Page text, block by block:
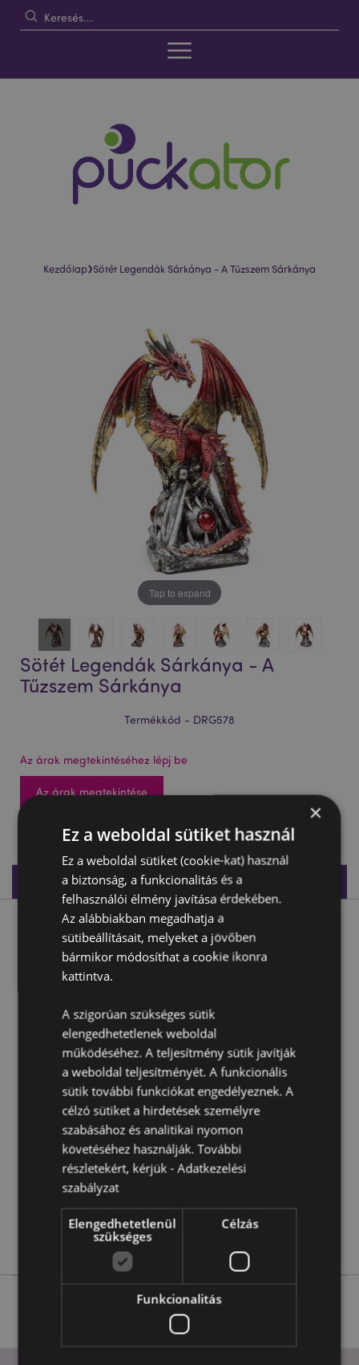
Kezdőlap›Sötét Legendák Sárkánya - A Tűzszem Sárkánya
Tap to expand
Sötét Legendák Sárkánya - A
Tűzszem Sárkánya
Termékkód - DRG578
Az árak megtekintéséhez lépj be
Az árak megtekintése
Termékleírás
Termékleírás
Sötét Legendák Sárkánya - A Tűzszem Sárkánya
Termékjellemzők
További
Információ
Magasság 16.5cm Szélesség 8.5cm Hosszúság
5055071508240
16
0.424000
Nem
Nem
Sötét Legendák
×
Ez a weboldal sütiket használ
Ez a weboldal sütiket (cookie-kat) használ
a biztonság, a funkcionalitás és a
felhasználói élmény javítása érdekében.
Az alábbiakban megadhatja a
sütibeállításait, melyeket a jövőben
bármikor módosíthat a cookie ikonra
kattintva.
A szigorúan szükséges sütik
elengedhetetlenek weboldal
működéséhez. A teljesítmény sütik javítják
a weboldal teljesítményét. A funkcionális
sütik további funkciókat engedélyeznek. A
célzó sütiket a hirdetések személyre
szabásához és analitikai nyomon
követéséhez használják. További
részletekért, kérjük -Adatkezelési
szabályzat
Elengedhetetlenül
szükséges
Célzás
Funkcionalitás